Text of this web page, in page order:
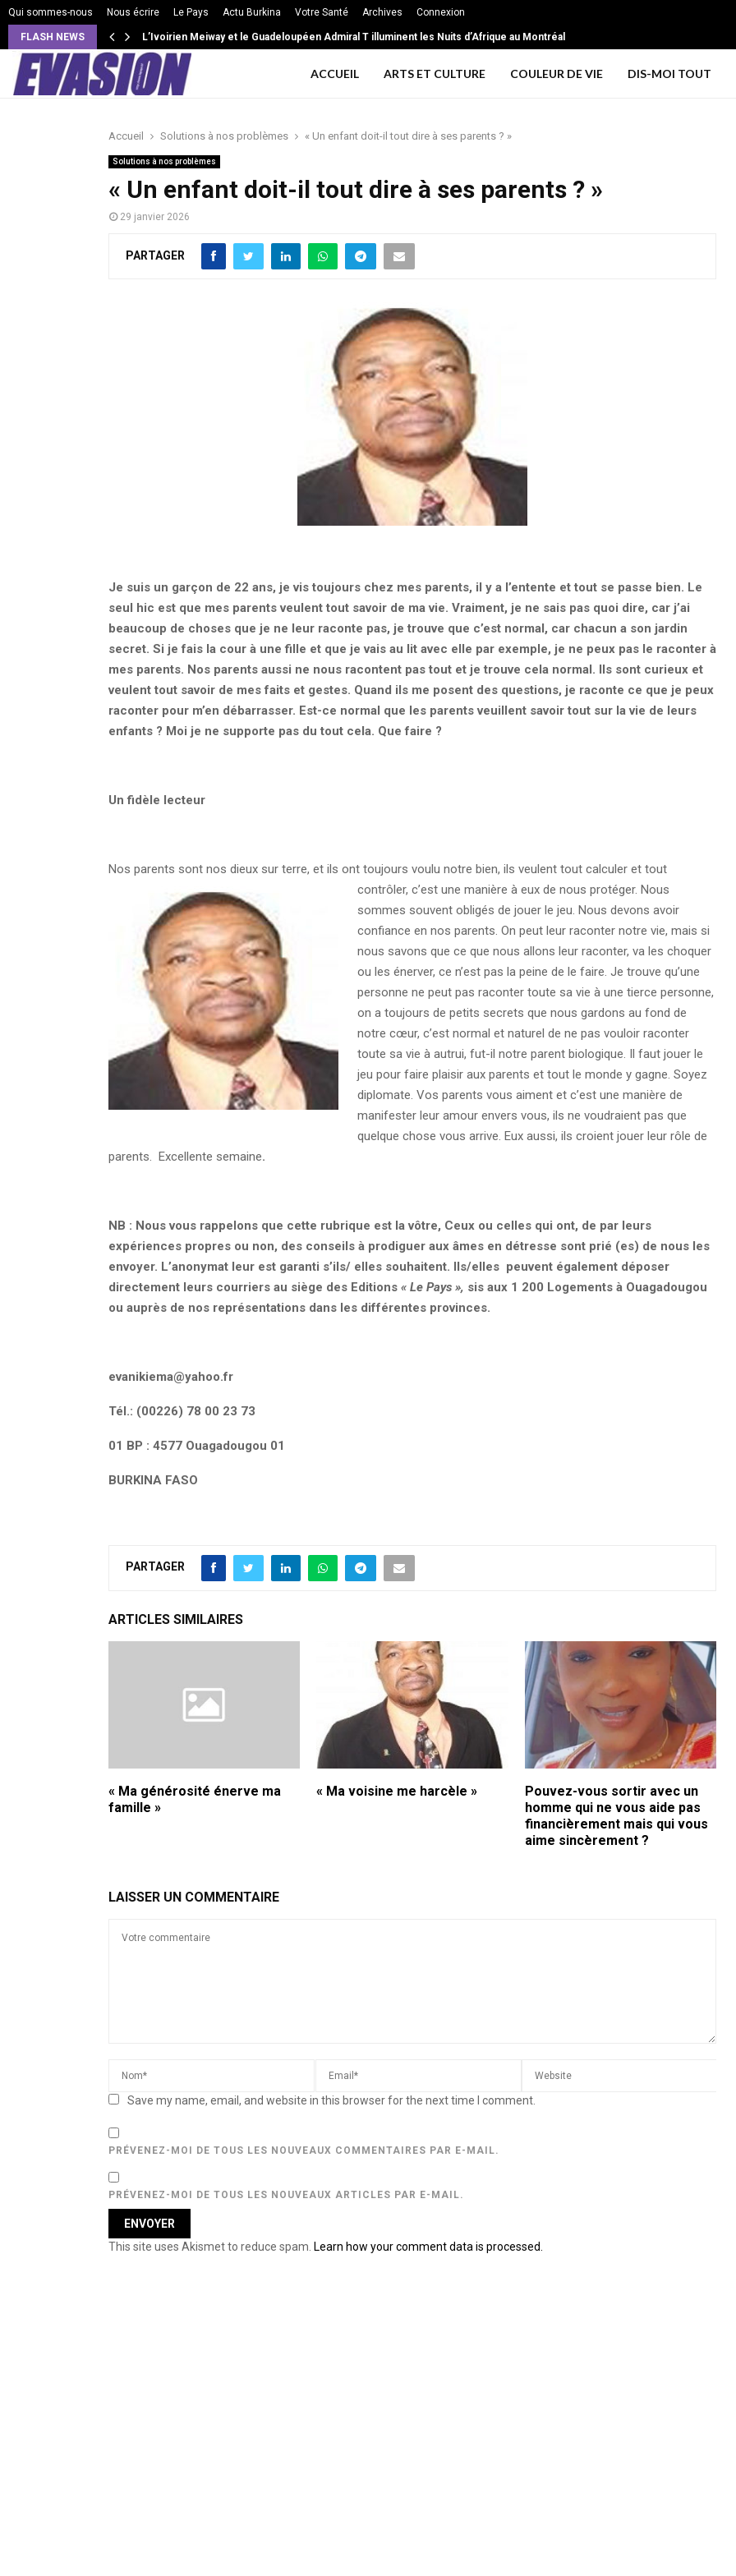
Qui sommes-nous Nous écrire Le Pays Actu Burkina Votre Santé Archives Connexion
FLASH NEWS L’Ivoirien Meiway et le Guadeloupéen Admiral T illuminent les Nuits d’Afrique au Montréal
ACCUEIL ARTS ET CULTURE COULEUR DE VIE DIS-MOI TOUT
Accueil Solutions à nos problèmes « Un enfant doit-il tout dire à ses parents ? »
Solutions à nos problèmes
« Un enfant doit-il tout dire à ses parents ? »
29 janvier 2026
PARTAGER
Je suis un garçon de 22 ans, je vis toujours chez mes parents, il y a l’entente et tout se passe bien. Le
seul hic est que mes parents veulent tout savoir de ma vie. Vraiment, je ne sais pas quoi dire, car j’ai
beaucoup de choses que je ne leur raconte pas, je trouve que c’est normal, car chacun a son jardin
secret. Si je fais la cour à une fille et que je vais au lit avec elle par exemple, je ne peux pas le raconter à
mes parents. Nos parents aussi ne nous racontent pas tout et je trouve cela normal. Ils sont curieux et
veulent tout savoir de mes faits et gestes. Quand ils me posent des questions, je raconte ce que je peux
raconter pour m’en débarrasser. Est-ce normal que les parents veuillent savoir tout sur la vie de leurs
enfants ? Moi je ne supporte pas du tout cela. Que faire ?
Un fidèle lecteur
Nos parents sont nos dieux sur terre, et ils ont toujours voulu notre bien, ils veulent tout calculer et tout
contrôler, c’est une manière à eux de nous protéger. Nous
sommes souvent obligés de jouer le jeu. Nous devons avoir
confiance en nos parents. On peut leur raconter notre vie, mais si
nous savons que ce que nous allons leur raconter, va les choquer
ou les énerver, ce n’est pas la peine de le faire. Je trouve qu’une
personne ne peut pas raconter toute sa vie à une tierce personne,
on a toujours de petits secrets que nous gardons au fond de
notre cœur, c’est normal et naturel de ne pas vouloir raconter
toute sa vie à autrui, fut-il notre parent biologique. Il faut jouer le
jeu pour faire plaisir aux parents et tout le monde y gagne. Soyez
diplomate. Vos parents vous aiment et c’est une manière de
manifester leur amour envers vous, ils ne voudraient pas que
quelque chose vous arrive. Eux aussi, ils croient jouer leur rôle de
parents. Excellente semaine.
NB : Nous vous rappelons que cette rubrique est la vôtre, Ceux ou celles qui ont, de par leurs
expériences propres ou non, des conseils à prodiguer aux âmes en détresse sont prié (es) de nous les
envoyer. L’anonymat leur est garanti s’ils/ elles souhaitent. Ils/elles peuvent également déposer
directement leurs courriers au siège des Editions « Le Pays », sis aux 1 200 Logements à Ouagadougou
ou auprès de nos représentations dans les différentes provinces.
evanikiema@yahoo.fr
Tél.: (00226) 78 00 23 73
01 BP : 4577 Ouagadougou 01
BURKINA FASO
PARTAGER
ARTICLES SIMILAIRES
« Ma générosité énerve ma
famille »
« Ma voisine me harcèle »
Pouvez-vous sortir avec un
homme qui ne vous aide pas
financièrement mais qui vous
aime sincèrement ?
LAISSER UN COMMENTAIRE
Save my name, email, and website in this browser for the next time I comment.
PRÉVENEZ-MOI DE TOUS LES NOUVEAUX COMMENTAIRES PAR E-MAIL.
PRÉVENEZ-MOI DE TOUS LES NOUVEAUX ARTICLES PAR E-MAIL.
This site uses Akismet to reduce spam. Learn how your comment data is processed.